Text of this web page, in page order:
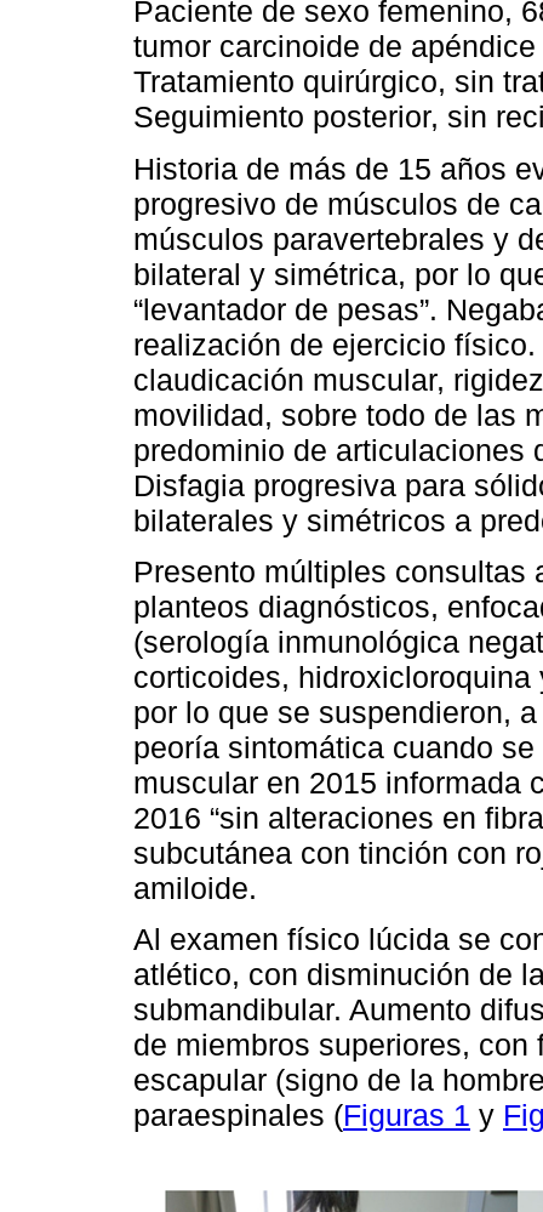
Paciente de sexo femenino,
tumor carcinoide de
Tratamiento quirúrgico, sin
Seguimiento posterior, sin
Historia de más de 15 años
progresivo de músculos de
músculos paravertebrales y
bilateral y simétrica, por lo
“levantador de pesas”.
realización de ejercicio
claudicación muscular,
movilidad, sobre todo de las
predominio de articulaciones
Disfagia progresiva para
bilaterales y simétricos a
Presento múltiples consultas
planteos diagnósticos,
(serología inmunológica
corticoides,
por lo que se suspendieron,
peoría sintomática cuando
muscular en 2015 informada
2016 “sin alteraciones en
subcutánea con tinción con
amiloide.
Al examen físico lúcida se
atlético, con disminución de
submandibular. Aumento
de miembros superiores,
escapular (signo de la
paraespinales (Figuras 1 y